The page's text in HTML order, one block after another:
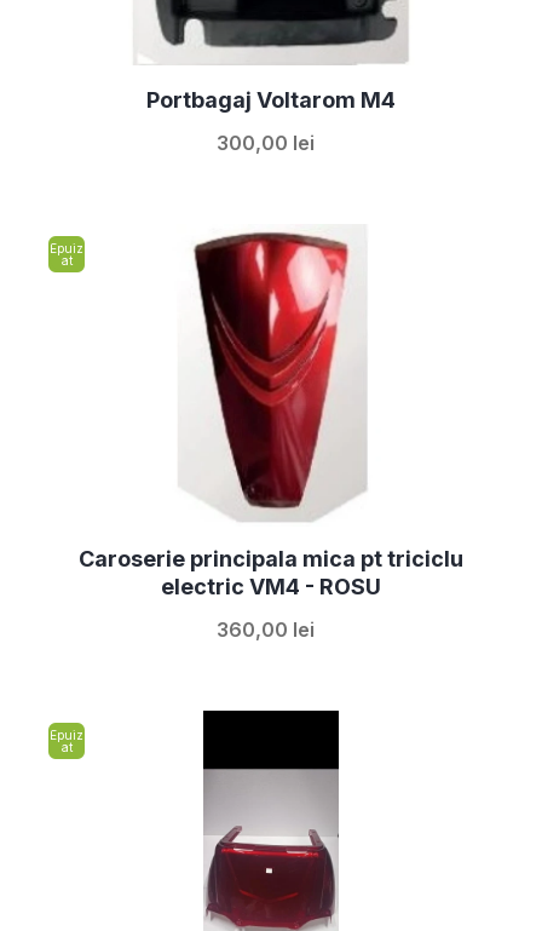
Portbagaj Voltarom M4
300,00 lei
Epuiz
at
Caroserie principala mica pt triciclu
electric VM4 - ROSU
360,00 lei
Epuiz
at